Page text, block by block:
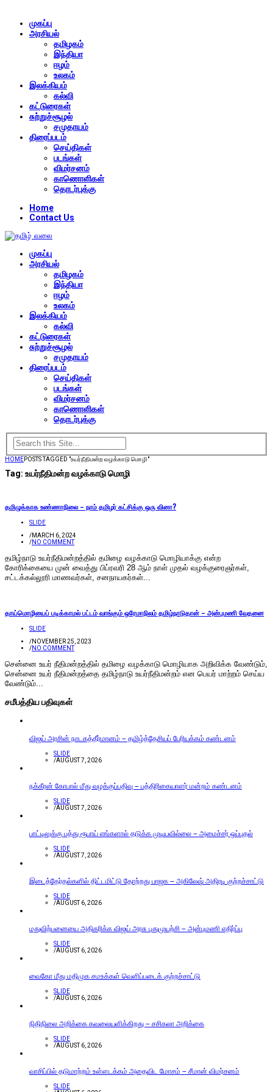
முகப்பு
அரசியல்
தமிழகம்
இந்தியா
ஈழம்
உலகம்
இலக்கியம்
கல்வி
கட்டுரைகள்
சுற்றுச்சூழல்
சமுதாயம்
திரைப்படம்
செய்திகள்
படங்கள்
விமர்சனம்
காணொளிகள்
தொடர்புக்கு
Home
Contact Us
முகப்பு
அரசியல்
தமிழகம்
இந்தியா
ஈழம்
உலகம்
இலக்கியம்
கல்வி
கட்டுரைகள்
சுற்றுச்சூழல்
சமுதாயம்
திரைப்படம்
செய்திகள்
படங்கள்
விமர்சனம்
காணொளிகள்
தொடர்புக்கு
HOMEPOSTS TAGGED "உயர்நீதிமன்ற வழக்காடு மொழி"
Tag: உயர்நீதிமன்ற வழக்காடு மொழி
தமிழுக்காக உண்ணாநிலை – நாம் தமிழர் கட்சிக்கு ஒரு வினா?
SLIDE
/MARCH 6, 2024
/NO COMMENT
தமிழ்நாடு உயர்நீதிமன்றத்தில் தமிழை வழக்காடு மொழியாக்கு என்ற
கோரிக்கையை முன் வைத்து பிப்ரவரி 28 ஆம் நாள் முதல் வழக்குரைஞர்கள்,
சட்டக்கல்லூரி மாணவர்கள், சனநாயகர்கள்...
தாய்மொழியைப் படிக்காமல் பட்டம் வாங்கும் ஒரேமாநிலம் தமிழ்நாடுதான் – அன்புமணி வேதனை
SLIDE
/NOVEMBER 25, 2023
/NO COMMENT
சென்னை உயர் நீதிமன்றத்தில் தமிழை வழக்காடு மொழியாக அறிவிக்க வேண்டும்,
சென்னை உயர் நீதிமன்றத்தை தமிழ்நாடு உயர்நீதிமன்றம் என பெயர் மாற்றம் செய்ய
வேண்டும்...
சமீபத்திய பதிவுகள்
விஜய் அரசின் நாடகத்தீர்மானம் – தமிழ்த்தேசியப் பேரியக்கம் கண்டனம்
SLIDE
/AUGUST 7, 2026
நக்கீரன் கோபால் மீது வழக்குப்பதிவு – பத்திரிகையாளர் மன்றம் கண்டனம்
SLIDE
/AUGUST 7, 2026
பாட்டிலுக்கு பத்து ரூபாய் எங்களால் தடுக்க முடியவில்லை – அமைச்சர் ஒப்புதல்
SLIDE
/AUGUST 7, 2026
இடைத்தேர்தல்களில் திட்டமிட்டு தோற்றது பாஜக – அகிலேஷ் அதிரடி குற்றச்சாட்டு
SLIDE
/AUGUST 6, 2026
மதுவிற்பனையை அதிகரிக்க விஜய் அரசு புதுமுயற்சி – அன்புமணி எதிர்ப்பு
SLIDE
/AUGUST 6, 2026
வைகோ மீது மதிமுக சமஉக்கள் வெளிப்படைக் குற்றச்சாட்டு
SLIDE
/AUGUST 6, 2026
நிதிநிலை அறிக்கை கவலையளிக்கிறது – சசிகலா அறிக்கை
SLIDE
/AUGUST 6, 2026
வாசிப்பில் தடுமாற்றம் உள்ளடக்கம் அதைவிட மோசம் – சீமான் விமர்சனம்
SLIDE